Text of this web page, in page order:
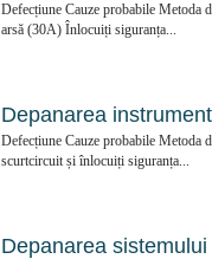
Defecțiune Cauze probabile Metoda
arsă (30A) Înlocuiți siguranța...
Depanarea
Defecțiune Cauze probabile Metoda
scurtcircuit și înlocuiți siguranța...
Depanarea